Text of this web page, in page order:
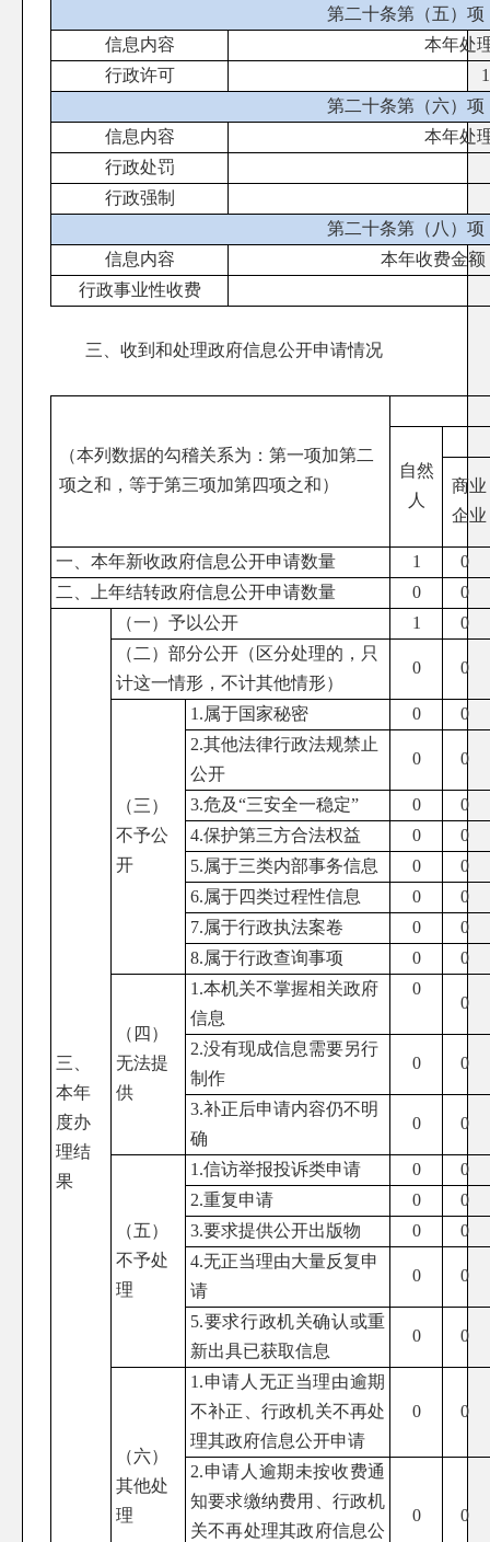
第二十条第（五）项
信息内容
本年处
行政许可
第二十条第（六）项
信息内容
本年处
行政处罚
行政强制
第二十条第（八）项
信息内容
本年收费金
行政事业性收费
三、收到和处理政府信息公开申请情况
（本列数据的勾稽关系为：第一项加第二
项之和，等于第三项加第四项之和）
自然
人
商业
企业
一、本年新收政府信息公开申请数量 1
0
二、上年结转政府信息公开申请数量
0 0
三、
本年
度办
理结
果
（一）予以公开 1
0
（二）部分公开（区分处理的，只
计这一情形，不计其他情形）
0 0
（三）
不予公
开
1.属于国家秘密 0
0
2.其他法律行政法规禁止
公开
0 0
3.危及“三安全一稳定” 0
0
4.保护第三方合法权益
0
0
5.属于三类内部事务信息
0
0
6.属于四类过程性信息
0
0
7.属于行政执法案卷
0
0
8.属于行政查询事项
0 0
（四）
无法提
供
1.本机关不掌握相关政府
信息
0
0
2.没有现成信息需要另行
制作
0 0
3.补正后申请内容仍不明
确
0 0
（五）
不予处
理
1.信访举报投诉类申请 0
0
2.重复申请
0
0
3.要求提供公开出版物
0
0
4.无正当理由大量反复申
请
0 0
5.要求行政机关确认或重
新出具已获取信息
0 0
（六）
其他处
理
1.申请人无正当理由逾期
不补正、行政机关不再处
理其政府信息公开申请
0 0
2.申请人逾期未按收费通
知要求缴纳费用、行政机
关不再处理其政府信息公
0 0